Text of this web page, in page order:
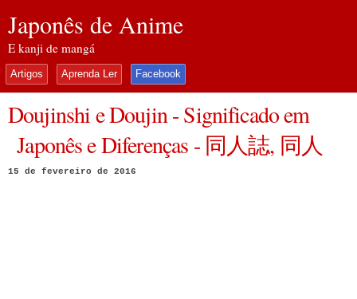
Japonês de Anime
E kanji de mangá
Artigos Aprenda Ler Facebook
Doujinshi e Doujin - Significado em
Japonês e Diferenças - 同人誌, 同人
15 de fevereiro de 2016